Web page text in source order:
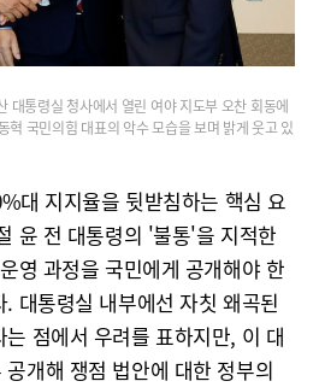
대통령실 청사에서 열린 여야 지도부 오찬 회동에
혁 국민의힘 대표의 악수 모습을 보며 밝게 웃고 있
대 지지율을 뒷받침하는 핵심 요
윤 전 대통령의 '불통'을 지적한
영 과정을 국민에게 공개해야 한
대통령실 내부에선 자칫 왜곡된
점에서 우려를 표하지만, 이 대
개해 쟁점 법안에 대한 정부의